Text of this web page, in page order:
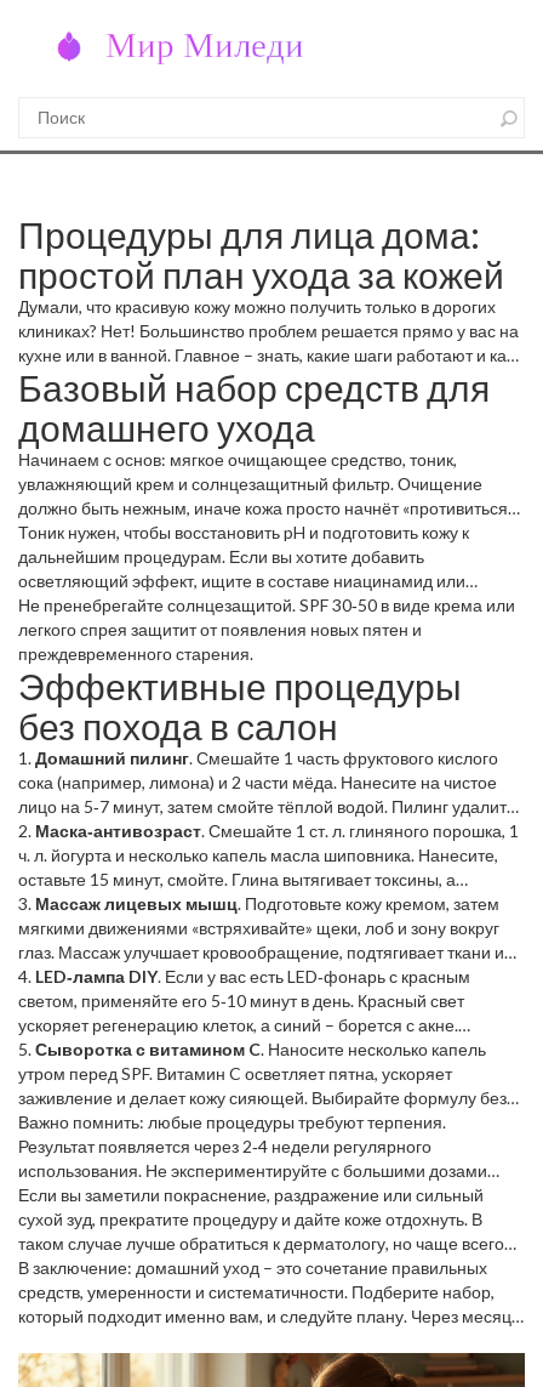
Процедуры для лица дома:
простой план ухода за кожей
Думали, что красивую кожу можно получить только в дорогих
клиниках? Нет! Большинство проблем решается прямо у вас на
кухне или в ванной. Главное – знать, какие шаги работают и как
их правильно выполнить.
Базовый набор средств для
домашнего ухода
Начинаем с основ: мягкое очищающее средство, тоник,
увлажняющий крем и солнцезащитный фильтр. Очищение
должно быть нежным, иначе кожа просто начнёт «противиться».
Выбирайте гели без сухих ароматизаторов, а лучше –
мицеллярную воду, если у вас чувствительная кожа.
Тоник нужен, чтобы восстановить pH и подготовить кожу к
дальнейшим процедурам. Если вы хотите добавить
осветляющий эффект, ищите в составе ниацинамид или
витамин C. Увлажнение – ключевой этап, даже если кожа
жирная. Лёгкие гели‑кремы с гиалуроновой кислотой работают
отлично.
Не пренебрегайте солнцезащитой. SPF 30‑50 в виде крема или
легкого спрея защитит от появления новых пятен и
преждевременного старения.
Эффективные процедуры
без похода в салон
1.Домашний пилинг. Смешайте 1 часть фруктового кислого
сока (например, лимона) и 2 части мёда. Нанесите на чистое
лицо на 5‑7 минут, затем смойте тёплой водой. Пилинг удалит
омертвевшие клетки и сделает кожу светлее. Делайте раз в
неделю.
2. Маска‑антивозраст. Смешайте 1 ст. л. глиняного порошка, 1
ч. л. йогурта и несколько капель масла шиповника. Нанесите,
оставьте 15 минут, смойте. Глина вытягивает токсины, а
витамин А в масле стимулирует выработку коллагена.
3. Массаж лицевых мышц. Подготовьте кожу кремом, затем
мягкими движениями «встряхивайте» щеки, лоб и зону вокруг
глаз. Массаж улучшает кровообращение, подтягивает ткани и
уменьшает отёчность. Делайте 2‑3 минуты каждый вечер.
4. LED‑лампа DIY. Если у вас есть LED‑фонарь с красным
светом, применяйте его 5‑10 минут в день. Красный свет
ускоряет регенерацию клеток, а синий – борется с акне.
Главное – держать лампу на расстоянии 15‑20 см.
5.Сыворотка с витамином C. Наносите несколько капель
утром перед SPF. Витамин C осветляет пятна, ускоряет
заживление и делает кожу сияющей. Выбирайте формулу без
ароматизаторов, чтобы не раздражать.
Важно помнить: любые процедуры требуют терпения.
Результат появляется через 2‑4 недели регулярного
использования. Не экспериментируйте с большими дозами
кислот или слишком частыми пилингами – это только ухудшит
состояние.
Если вы заметили покраснение, раздражение или сильный
сухой зуд, прекратите процедуру и дайте коже отдохнуть. В
таком случае лучше обратиться к дерматологу, но чаще всего
проблема решается уменьшением частоты процедур.
В заключение: домашний уход – это сочетание правильных
средств, умеренности и систематичности. Подберите набор,
который подходит именно вам, и следуйте плану. Через месяц
ваш кошелёк скажет вам спасибо.